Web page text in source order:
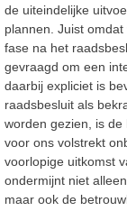
de uiteindelijke
plannen. Juist
fase na het
gevraagd om een
daarbij expliciet is
raadsbesluit als
worden gezien, is
voor ons volstrekt
voorlopige uitkomst
ondermijnt niet
maar ook de